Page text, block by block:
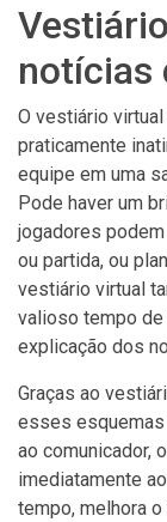
notícias
O vestiário
praticamente
equipe em uma
Pode haver um
jogadores
ou partida, ou
vestiário virtual
valioso tempo de
explicação dos
Graças ao
esses esquemas
ao comunicador,
imediatamente
tempo, melhora